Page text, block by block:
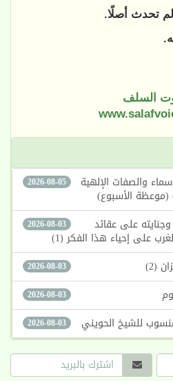
تحدث أصلًا.
السلف
2026-08-05 والصفات الإلهية
2026-08-03 على عقائد
2026-08-03 (2)
2026-08-03
2026-08-03 للشيخ الحويني